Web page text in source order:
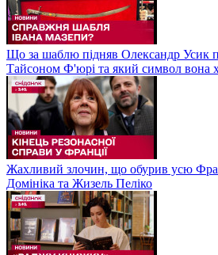
Що за шаблю підняв Олександр Усик
Тайсоном Ф'юрі та який символ вона
Жахливий злочин, що обурив усю
Домініка та Жизель Пеліко